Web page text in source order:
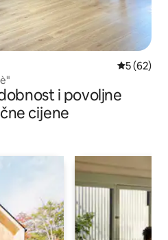
Prosječna
5 (62)
i povoljne
cijene